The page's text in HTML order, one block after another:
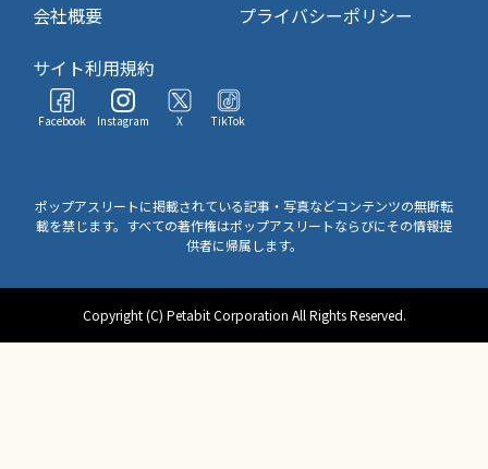
会社概要
プライバシーポリシー
サイト利用規約
Facebook Instagram X TikTok
ポップアスリートに掲載されている記事・写真などコンテンツの無断転
載を禁じます。すべての著作権はポップアスリートならびにその情報提
供者に帰属します。
Copyright (C) Petabit Corporation All Rights Reserved.